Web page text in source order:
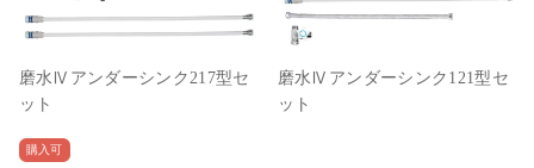
磨水Ⅳアンダーシンク217型セ
ット
磨水Ⅳアンダーシンク121型セ
ット
購入可